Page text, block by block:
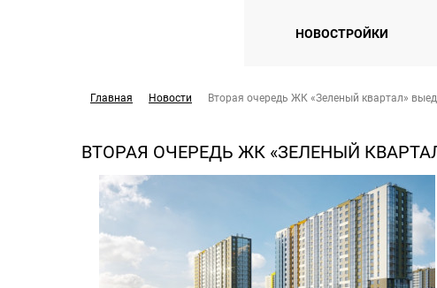
НОВОСТРОЙКИ
Главная Новости Вторая очередь ЖК «Зеленый квартал»
ВТОРАЯ ОЧЕРЕДЬ ЖК «ЗЕЛЕНЫЙ